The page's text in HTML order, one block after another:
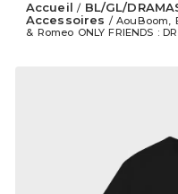
Accueil / BL/GL/
Accessoires / AouBoom,
& Romeo ONLY FRIENDS :